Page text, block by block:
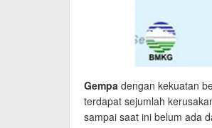
Gempa dengan kekuatan
terdapat sejumlah
sampai saat ini belum ada